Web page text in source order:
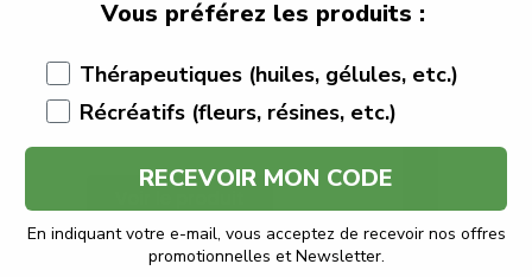
Fleur Trim
Quantité : 10g
En savoir plus
Vous préférez les produits :
Thérapeutiques (huiles, gélules, etc.)
Récréatifs (fleurs, résines, etc.)
RECEVOIR MON CODE
En indiquant votre e-mail, vous acceptez de recevoir nos offres
promotionnelles et Newsletter.